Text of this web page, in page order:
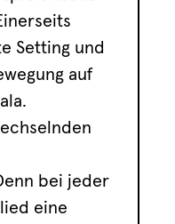
Setting und
auf
bei jeder
eine